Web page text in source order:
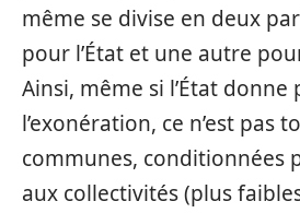
même se divise en deux
pour l’État et une autre
Ainsi, même si l’État
l’exonération, ce n’est pas
communes, conditionnées
aux collectivités (plus